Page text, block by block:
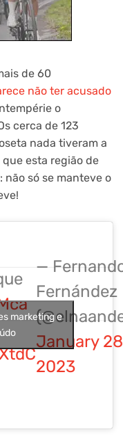
de 60
não ter acusado
o
cerca de 123
nada tiveram a
esta região de
só se manteve o
—
Fernández
January
2023
marketing e